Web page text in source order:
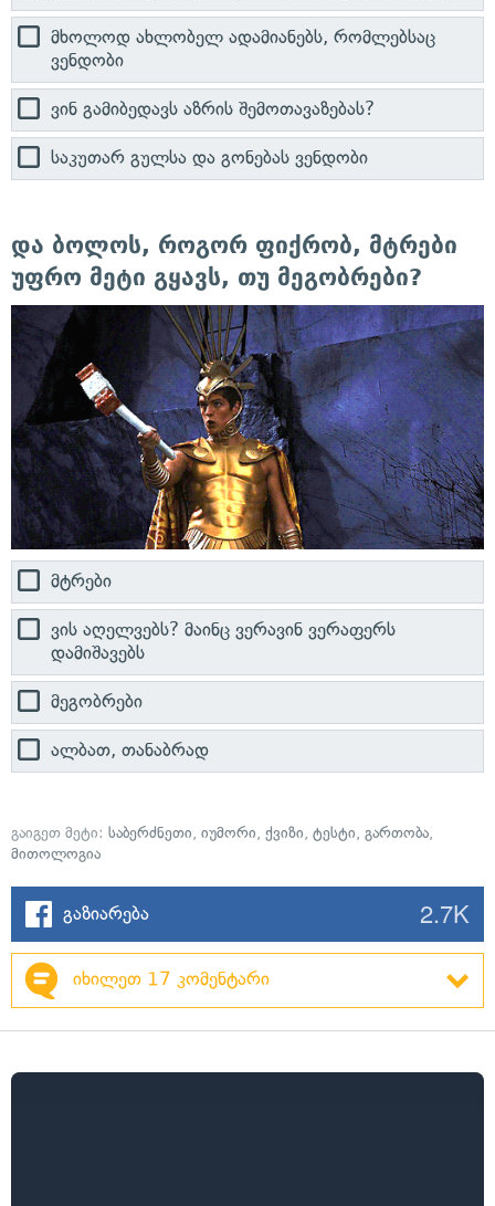
მხოლოდ ახლობელ ადამიანებს, რომლებსაც
ვენდობი
ვინ გამიბედავს აზრის შემოთავაზებას?
საკუთარ გულსა და გონებას ვენდობი
და ბოლოს, როგორ ფიქრობ, მტრები
უფრო მეტი გყავს, თუ მეგობრები?
მტრები
ვის აღელვებს? მაინც ვერავინ ვერაფერს
დამიშავებს
მეგობრები
ალბათ, თანაბრად
გაიგეთ მეტი: საბერძნეთი, იუმორი, ქვიზი, ტესტი, გართობა,
მითოლოგია
გაზიარება 2.7K
იხილეთ 17 კომენტარი